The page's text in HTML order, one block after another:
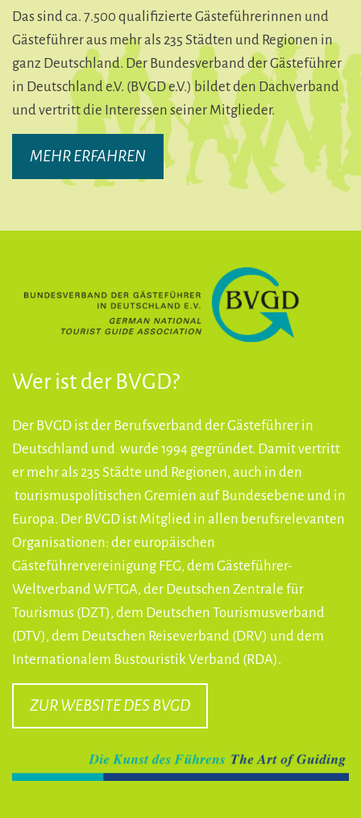
Das sind ca. 7.500 qualifizierte Gästeführerinnen und
Gästeführer aus mehr als 235 Städten und Regionen in
ganz Deutschland. Der Bundesverband der Gästeführer
in Deutschland e.V. (BVGD e.V.) bildet den Dachverband
und vertritt die Interessen seiner Mitglieder.
MEHR ERFAHREN
Wer ist der BVGD?
Der BVGD ist der Berufsverband der Gästeführer in
Deutschland und wurde 1994 gegründet. Damit vertritt
er mehr als 235 Städte und Regionen, auch in den
tourismuspolitischen Gremien auf Bundesebene und in
Europa. Der BVGD ist Mitglied in allen berufsrelevanten
Organisationen: der europäischen
Gästeführervereinigung FEG, dem Gästeführer-
Weltverband WFTGA, der Deutschen Zentrale für
Tourismus (DZT), dem Deutschen Tourismusverband
(DTV), dem Deutschen Reiseverband (DRV) und dem
Internationalem Bustouristik Verband (RDA).
ZUR WEBSITE DES BVGD